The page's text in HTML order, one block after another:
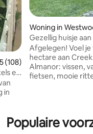
beoordeling van
5 (108)
en
in
of
het
Woning in
Gezellig huisje
terrein, 10 km van
Afgelegen! Voel je
hectare aan
Almanor: vissen,
fietsen, mooie
DE STAD: beste
sandwiches, soep
Populaire